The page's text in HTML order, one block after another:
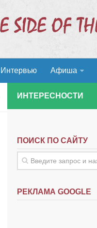
Интервью Афиша
ИНТЕРЕСНОСТИ
ПОИСК ПО САЙТУ
РЕКЛАМА GOOGLE